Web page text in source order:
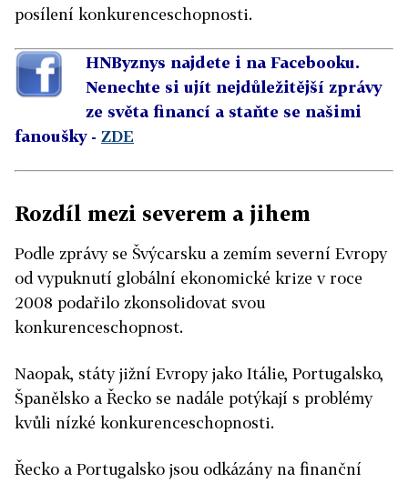
posílení konkurenceschopnosti.
HNByznys najdete i na Facebooku.
Nenechte si ujít nejdůležitější zprávy
ze světa financí a staňte se našimi
fanoušky - ZDE
Rozdíl mezi severem a jihem
Podle zprávy se Švýcarsku a zemím severní Evropy
od vypuknutí globální ekonomické krize v roce
2008 podařilo zkonsolidovat svou
konkurenceschopnost.
Naopak, státy jižní Evropy jako Itálie, Portugalsko,
Španělsko a Řecko se nadále potýkají s problémy
kvůli nízké konkurenceschopnosti.
Řecko a Portugalsko jsou odkázány na finanční